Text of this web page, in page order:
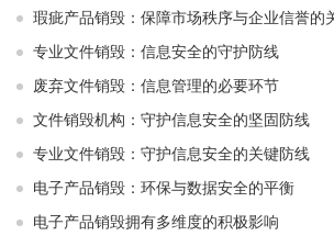
瑕疵产品销毁：保障市场秩序与企业信誉的
专业文件销毁：信息安全的守护防线
废弃文件销毁：信息管理的必要环节
文件销毁机构：守护信息安全的坚固防线
专业文件销毁：守护信息安全的关键防线
电子产品销毁：环保与数据安全的平衡
电子产品销毁拥有多维度的积极影响